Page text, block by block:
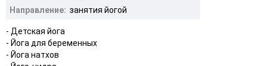
Направление: занятия йогой
- Детская йога
- Йога для беременных
- Йога натхов